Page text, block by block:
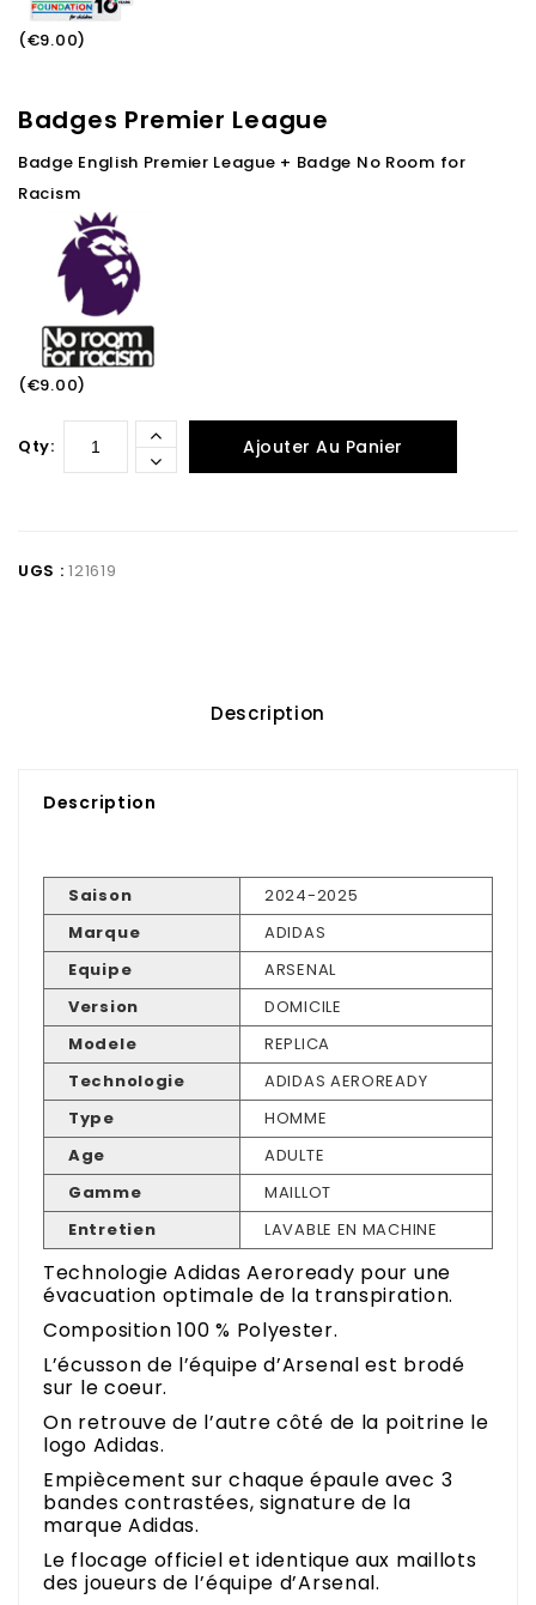
(€9.00)
Badges Premier League
Badge English Premier League + Badge No Room for
Racism
(€9.00)
Qty: Ajouter Au Panier
UGS :121619
Description
Description
Technologie Adidas Aeroready pour une
évacuation optimale de la transpiration.
Composition 100 % Polyester.
L’écusson de l’équipe d’Arsenal est brodé
sur le coeur.
On retrouve de l’autre côté de la poitrine le
logo Adidas.
Empiècement sur chaque épaule avec 3
bandes contrastées, signature de la
marque Adidas.
Le flocage officiel et identique aux maillots
des joueurs de l’équipe d’Arsenal.
Saison
2024-2025
Marque
ADIDAS
Equipe
ARSENAL
Version
DOMICILE
Modele
REPLICA
Technologie
ADIDAS AEROREADY
Type
HOMME
Age
ADULTE
Gamme
MAILLOT
Entretien
LAVABLE EN MACHINE